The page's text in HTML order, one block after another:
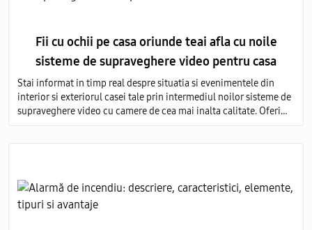
Fii cu ochii pe casa oriunde teai afla cu noile
sisteme de supraveghere video pentru casa
Stai informat in timp real despre situatia si evenimentele din
interior si exteriorul casei tale prin intermediul noilor sisteme de
supraveghere video cu camere de cea mai inalta calitate. Oferim
servicii de vanzare si montare a echipamentelor de monitorizare